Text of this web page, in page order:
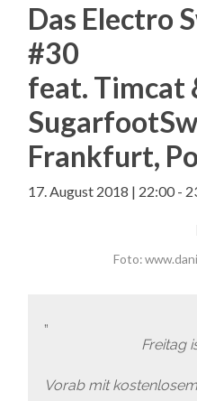
Das Electro
#30
feat. Timcat
Frankfurt,
17. August 2018 | 22:00 -
Foto:
Freitag
Vorab mit